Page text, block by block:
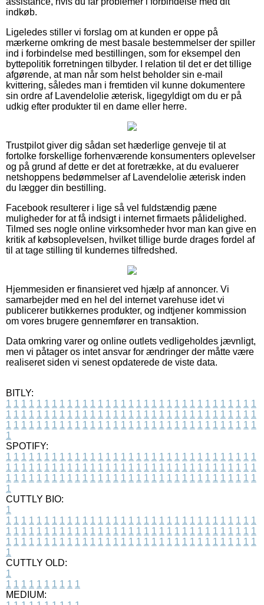
indkøb.
Ligeledes stiller vi forslag om at kunden er oppe på
mærkerne omkring de mest basale bestemmelser der spiller
ind i forbindelse med bestillingen, som for eksempel den
byttepolitik forretningen tilbyder. I relation til det er det tillige
afgørende, at man når som helst beholder sin e-mail
kvittering, således man i fremtiden vil kunne dokumentere
sin ordre af Lavendelolie æterisk, ligegyldigt om du er på
udkig efter produkter til en dame eller herre.
Trustpilot giver dig sådan set hæderlige genveje til at
fortolke forskellige forhenværende konsumenters oplevelser
og på grund af dette er det at foretrække, at du evaluerer
netshoppens bedømmelser af Lavendelolie æterisk inden
du lægger din bestilling.
Facebook resulterer i lige så vel fuldstændig pæne
muligheder for at få indsigt i internet firmaets pålidelighed.
Tilmed ses nogle online virksomheder hvor man kan give en
kritik af købsoplevelsen, hvilket tillige burde drages fordel af
til at tage stilling til kundernes tilfredshed.
Hjemmesiden er finansieret ved hjælp af annoncer. Vi
samarbejder med en hel del internet varehuse idet vi
publicerer butikkernes produkter, og indtjener kommission
om vores brugere gennemfører en transaktion.
Data omkring varer og online outlets vedligeholdes jævnligt,
men vi påtager os intet ansvar for ændringer der måtte være
realiseret siden vi senest opdaterede de viste data.
BITLY:
1 1 1 1 1 1 1 1 1 1 1 1 1 1 1 1 1 1 1 1 1 1 1 1 1 1 1 1 1 1 1 1 1
1 1 1 1 1 1 1 1 1 1 1 1 1 1 1 1 1 1 1 1 1 1 1 1 1 1 1 1 1 1 1 1 1
1 1 1 1 1 1 1 1 1 1 1 1 1 1 1 1 1 1 1 1 1 1 1 1 1 1 1 1 1 1 1 1 1
1
SPOTIFY:
1 1 1 1 1 1 1 1 1 1 1 1 1 1 1 1 1 1 1 1 1 1 1 1 1 1 1 1 1 1 1 1 1
1 1 1 1 1 1 1 1 1 1 1 1 1 1 1 1 1 1 1 1 1 1 1 1 1 1 1 1 1 1 1 1 1
1 1 1 1 1 1 1 1 1 1 1 1 1 1 1 1 1 1 1 1 1 1 1 1 1 1 1 1 1 1 1 1 1
1
CUTTLY BIO:
1
1 1 1 1 1 1 1 1 1 1 1 1 1 1 1 1 1 1 1 1 1 1 1 1 1 1 1 1 1 1 1 1 1
1 1 1 1 1 1 1 1 1 1 1 1 1 1 1 1 1 1 1 1 1 1 1 1 1 1 1 1 1 1 1 1 1
1 1 1 1 1 1 1 1 1 1 1 1 1 1 1 1 1 1 1 1 1 1 1 1 1 1 1 1 1 1 1 1 1
1
CUTTLY OLD:
1
1 1 1 1 1 1 1 1 1 1
MEDIUM: